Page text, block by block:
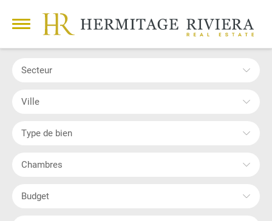
Secteur
Ville
Type de bien
Chambres
Budget